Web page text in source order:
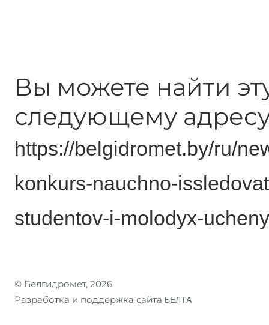
Вы можете найти
следующему
https://belgidromet.by/ru/
konkurs-nauchno-
studentov-i-molodyx-
© Белгидромет, 2026
Разработка и поддержка сайта БЕЛТА